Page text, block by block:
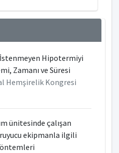
Hipotermiyi
Zamanı ve Süresi
Hemşirelik Kongresi
ünitesinde çalışan
ekipmanla ilgili